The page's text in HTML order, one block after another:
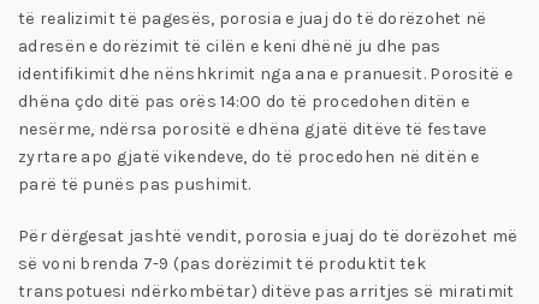
të realizimit të pagesës, porosia e juaj do të dorëzohet në
adresën e dorëzimit të cilën e keni dhënë ju dhe pas
identifikimit dhe nënshkrimit nga ana e pranuesit. Porositë e
dhëna çdo ditë pas orës 14:00 do të procedohen ditën e
nesërme, ndërsa porositë e dhëna gjatë ditëve të festave
zyrtare apo gjatë vikendeve, do të procedohen në ditën e
parë të punës pas pushimit.
Për dërgesat jashtë vendit, porosia e juaj do të dorëzohet më
së voni brenda 7-9 (pas dorëzimit të produktit tek
transpotuesi ndërkombëtar) ditëve pas arritjes së miratimit